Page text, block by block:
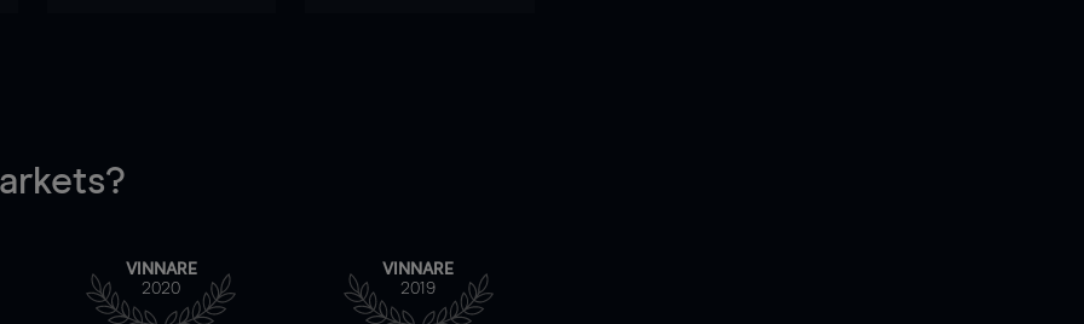
VINNARE
2020
VINNARE
2019